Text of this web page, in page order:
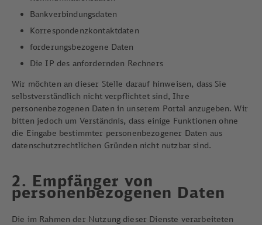
Bankverbindungsdaten
Korrespondenzkontaktdaten
forderungsbezogene Daten
Die IP des anfordernden Rechners
Wir möchten an dieser Stelle darauf hinweisen, dass Sie
selbstverständlich nicht verpflichtet sind, Ihre
personenbezogenen Daten in unserem Portal anzugeben. Wir
bitten jedoch um Verständnis, dass einige Funktionen ohne
die Eingabe bestimmter personenbezogener Daten aus
datenschutzrechtlichen Gründen nicht nutzbar sind.
2. Empfänger von
personenbezogenen Daten
Die im Rahmen der Nutzung dieser Dienste verarbeiteten